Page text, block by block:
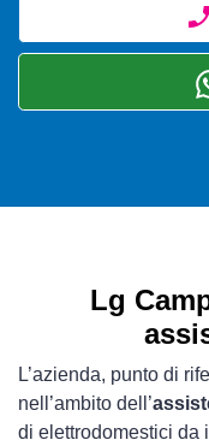
Lg
L’azienda, punto di
nell’ambito dell’
di elettrodomestici da